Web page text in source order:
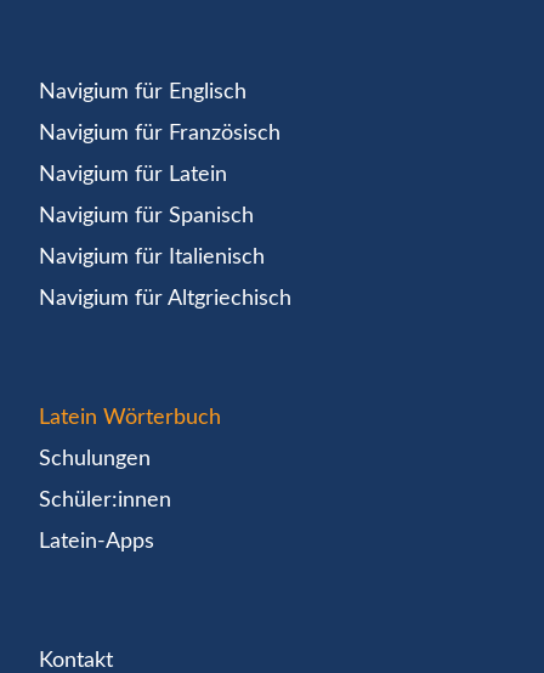
Navigium für Englisch
Navigium für Französisch
Navigium für Latein
Navigium für Spanisch
Navigium für Italienisch
Navigium für Altgriechisch
Latein Wörterbuch
Schulungen
Schüler:innen
Latein-Apps
Kontakt